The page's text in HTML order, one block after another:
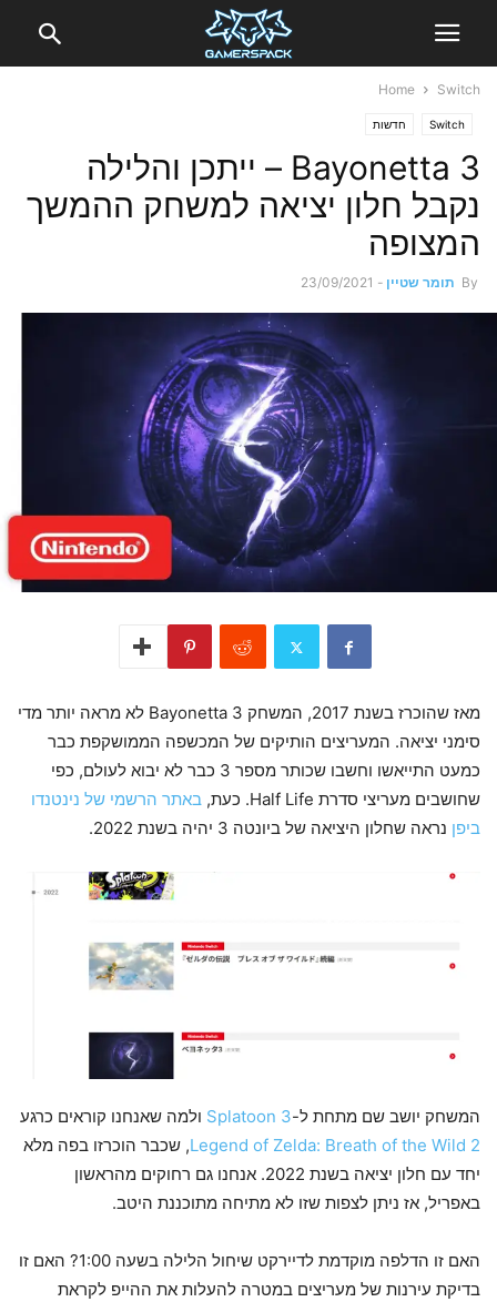
Home Switch
Switch חדשות
Bayonetta 3 – ייתכן והלילה
נקבל חלון יציאה למשחק ההמשך
המצופה
By תומר שטיין -
23/09/2021
מאז שהוכרז בשנת 2017, המשחק Bayonetta 3 לא מראה יותר מדי
סימני יציאה. המעריצים הותיקים של המכשפה הממושקפת כבר
כמעט התייאשו וחשבו שכותר מספר 3 כבר לא יבוא לעולם, כפי
שחושבים מעריצי סדרת Half Life. כעת,
באתר הרשמי של נינטנדו
ביפן נראה שחלון היציאה של ביונטה 3 יהיה בשנת 2022.
המשחק יושב שם מתחת ל-Splatoon 3 ולמה שאנחנו קוראים כרגע
Legend of Zelda: Breath of the Wild 2, שכבר הוכרזו בפה מלא
יחד עם חלון יציאה בשנת 2022. אנחנו גם רחוקים מהראשון
באפריל, אז ניתן לצפות שזו לא מתיחה מתוכננת היטב.
האם זו הדלפה מוקדמת לדיירקט שיחול הלילה בשעה 1:00? האם זו
בדיקת עירנות של מעריצים במטרה להעלות את ההייפ לקראת